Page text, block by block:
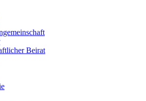
Beirat